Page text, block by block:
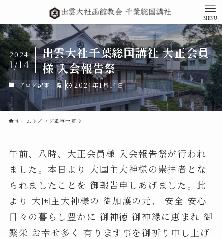
MENU
出雲大社千葉総国講社 大正会員
様 入会報告祭
2024
1/14
ブログ記事一覧 2024年1月14日
ホーム ブログ記事一覧
午前、八時、大正会員様 入会報告祭が行われ
ました。本日より 大国主大神様の崇拝者とな
られましたことを 御報告申しあげました。此
より 大国主大神様の 御加護の元、 安全 安心
日々の暮らし豊かに 御神徳 御神縁に恵まれ 御
繁栄 お幸せ多く 有ります事を御祈り申し上げ